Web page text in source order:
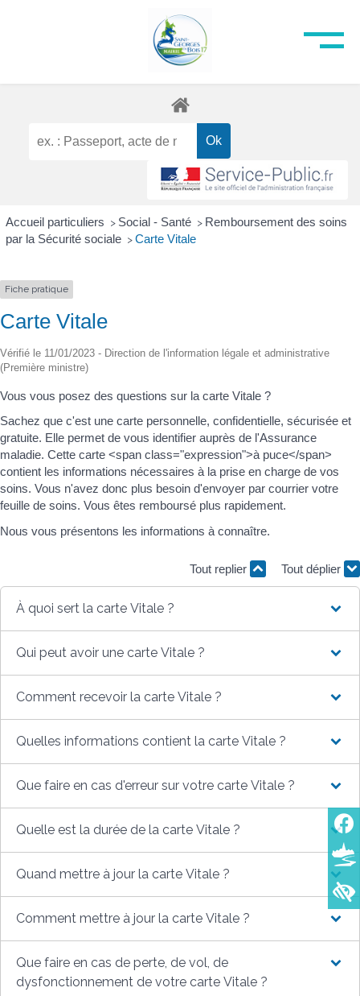
Accueil particuliers > Social - Santé > Remboursement des soins
par la Sécurité sociale > Carte Vitale
Fiche pratique
Carte Vitale
Vérifié le 11/01/2023 - Direction de l'information légale et administrative
(Première ministre)
Vous vous posez des questions sur la carte Vitale ?
Sachez que c'est une carte personnelle, confidentielle, sécurisée et
gratuite. Elle permet de vous identifier auprès de l'Assurance
maladie. Cette carte <span class="expression">à puce</span>
contient les informations nécessaires à la prise en charge de vos
soins. Vous n'avez donc plus besoin d'envoyer par courrier votre
feuille de soins. Vous êtes remboursé plus rapidement.
Nous vous présentons les informations à connaître.
Tout replier Tout déplier
À quoi sert la carte Vitale ?
Qui peut avoir une carte Vitale ?
Comment recevoir la carte Vitale ?
Quelles informations contient la carte Vitale ?
Que faire en cas d'erreur sur votre carte Vitale ?
Quelle est la durée de la carte Vitale ?
Quand mettre à jour la carte Vitale ?
Comment mettre à jour la carte Vitale ?
Que faire en cas de perte, de vol, de
dysfonctionnement de votre carte Vitale ?